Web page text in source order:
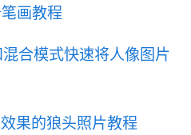
画教程
合模式快速将人像图片
果的狼头照片教程